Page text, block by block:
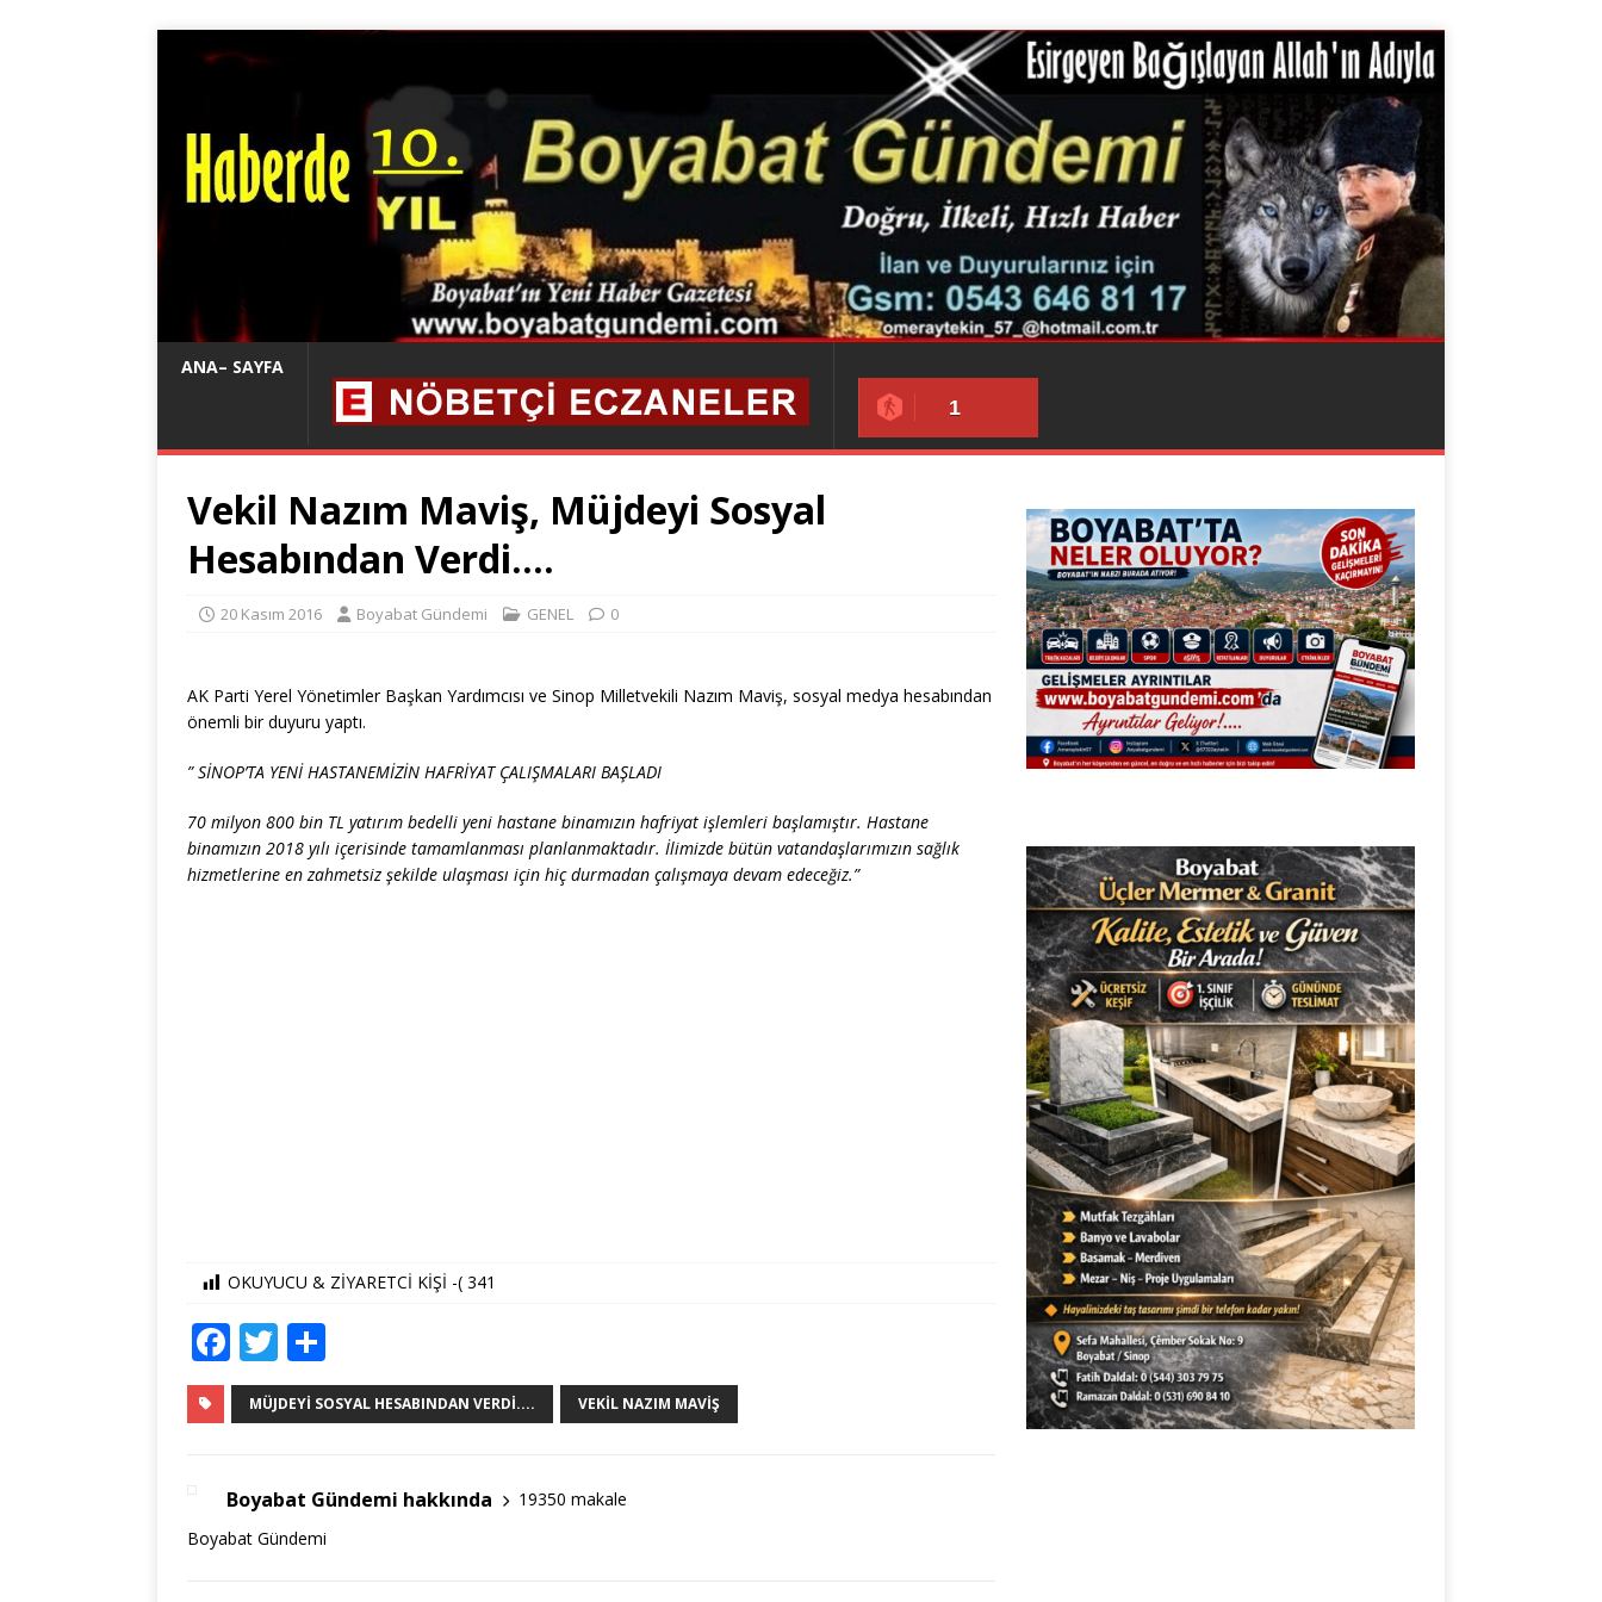
ANA– SAYFA
1
Vekil Nazım Maviş, Müjdeyi Sosyal
Hesabından Verdi….
20 Kasım 2016 Boyabat Gündemi GENEL 0
AK Parti Yerel Yönetimler Başkan Yardımcısı ve Sinop Milletvekili Nazım Maviş, sosyal medya hesabından
önemli bir duyuru yaptı.
” SİNOP’TA YENİ HASTANEMİZİN HAFRİYAT ÇALIŞMALARI BAŞLADI
70 milyon 800 bin TL yatırım bedelli yeni hastane binamızın hafriyat işlemleri başlamıştır. Hastane
binamızın 2018 yılı içerisinde tamamlanması planlanmaktadır. İlimizde bütün vatandaşlarımızın sağlık
hizmetlerine en zahmetsiz şekilde ulaşması için hiç durmadan çalışmaya devam edeceğiz.”
OKUYUCU & ZİYARETCİ KİŞİ -( 341
F
a
c
b
o
T
w
it
r
h
ar
MÜJDEYI SOSYAL HESABINDAN VERDI.... VEKIL NAZIM MAVIŞ
Boyabat Gündemi hakkında
19350 makale
Boyabat Gündemi